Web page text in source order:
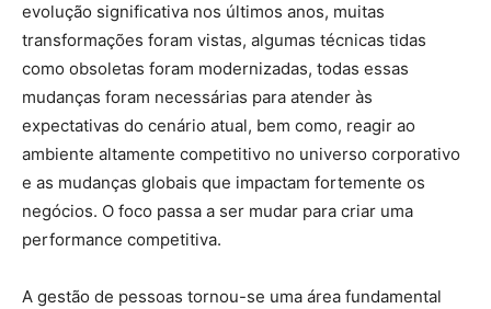
evolução significativa nos últimos anos, muitas
transformações foram vistas, algumas técnicas tidas
como obsoletas foram modernizadas, todas essas
mudanças foram necessárias para atender às
expectativas do cenário atual, bem como, reagir ao
ambiente altamente competitivo no universo corporativo
e as mudanças globais que impactam fortemente os
negócios. O foco passa a ser mudar para criar uma
performance competitiva.
A gestão de pessoas tornou-se uma área fundamental